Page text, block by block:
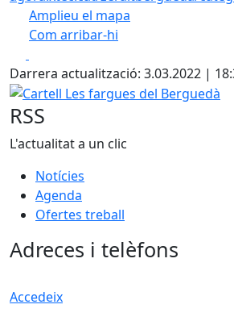
Amplieu el mapa
Com arribar-hi
+
−
Darrera actualització: 3.03.2022 |
Cartell Les fargues del Berguedà
RSS
L'actualitat a un clic
Notícies
Agenda
Ofertes treball
Adreces i telèfons
Accedeix